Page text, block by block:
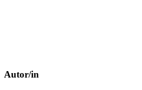
Autor/in